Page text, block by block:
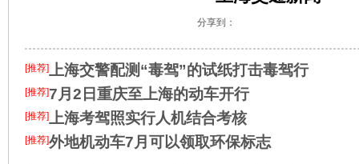
分享到：
[推荐] 上海交警配测“毒驾”的试纸打击毒驾行
[推荐]7月2日重庆至上海的动车开行
[推荐] 上海考驾照实行人机结合考核
[推荐]外地机动车7月可以领取环保标志